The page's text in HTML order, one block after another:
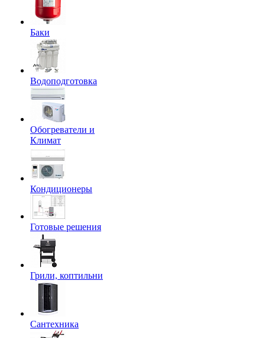
Баки
Водоподготовка
Обогреватели и
Климат
Кондиционеры
Готовые решения
Грили, коптильни
Сантехника